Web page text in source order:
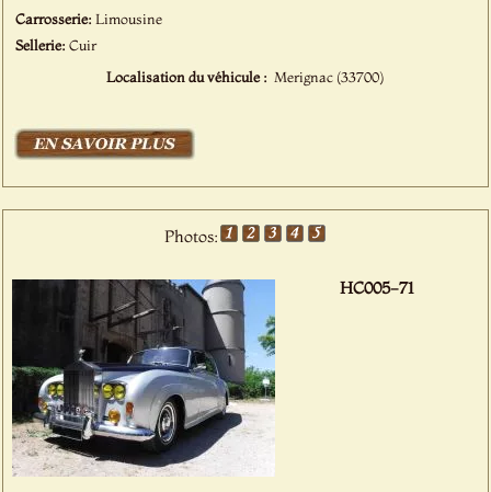
Carrosserie:Limousine
Sellerie:Cuir
Localisation du véhicule : Merignac (33700)
Photos:
HC005-71